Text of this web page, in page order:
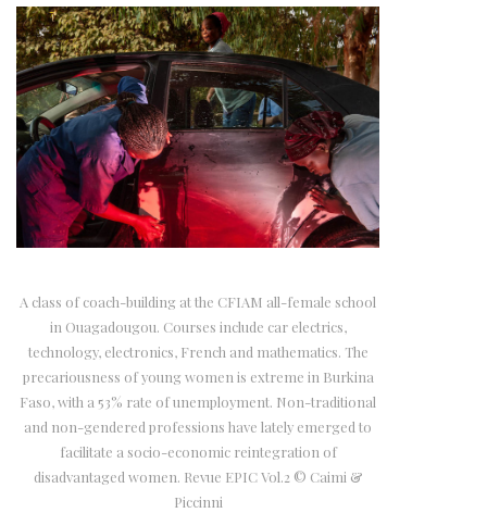
A class of coach-building at the CFIAM all-female school
in Ouagadougou. Courses include car electrics,
technology, electronics, French and mathematics. The
precariousness of young women is extreme in Burkina
Faso, with a 53% rate of unemployment. Non-traditional
and non-gendered professions have lately emerged to
facilitate a socio-economic reintegration of
disadvantaged women. Revue EPIC Vol.2 © Caimi &
Piccinni